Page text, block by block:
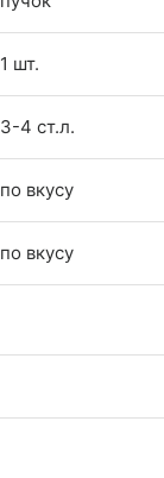
1 шт.
3-4 ст.л.
по вкусу
по вкусу